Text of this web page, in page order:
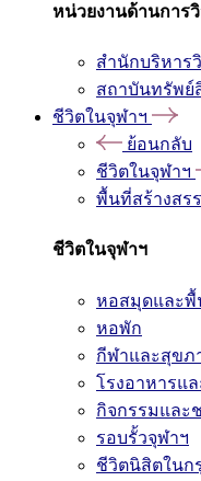
หน่วยงานด้านการ
สำนักบริหาร
สถาบันทรัพ
ชีวิตในจุฬาฯ
ย้อนกลับ
ชีวิตในจุฬาฯ
พื้นที่สร้างสร
ชีวิตในจุฬาฯ
หอสมุดและพื้
หอพัก
กีฬาและสุขภ
โรงอาหารแล
กิจกรรมและ
รอบรั้วจุฬาฯ
ชีวิตนิสิตในก